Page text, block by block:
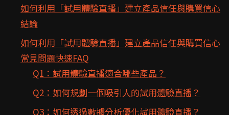
如何利用「試用體驗直播」建立產品信任與購買信心
結論
如何利用「試用體驗直播」建立產品信任與購買信心
常見問題快速FAQ
Q1：試用體驗直播適合哪些產品？
Q2：如何規劃一個吸引人的試用體驗直播？
Q3：如何透過數據分析優化試用體驗直播？